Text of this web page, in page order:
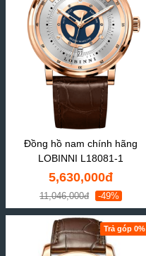
Đồng hồ nam chính hãng
LOBINNI L18081-1
5,630,000đ
11,046,000đ -49%
Trả góp 0%